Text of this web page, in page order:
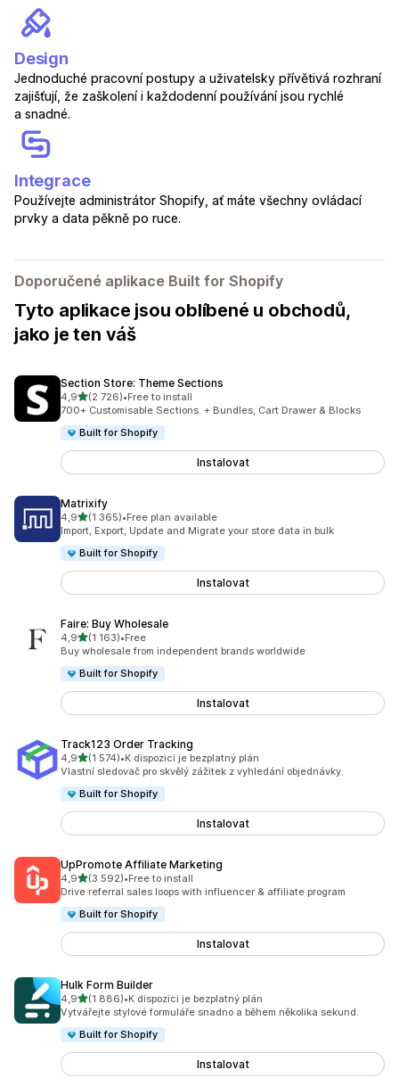
Design
Jednoduché pracovní postupy a uživatelsky přívětivá rozhraní
zajišťují, že zaškolení i každodenní používání jsou rychlé
a snadné.
Integrace
Používejte administrátor Shopify, ať máte všechny ovládací
prvky a data pěkně po ruce.
Doporučené aplikace Built for Shopify
Tyto aplikace jsou oblíbené u obchodů,
jako je ten váš
Section Store: Theme Sections
4,9z 5 hvězd
(2 726)
Celkový počet recenzí: 2726
•Free to install
700+ Customisable Sections. + Bundles, Cart Drawer & Blocks
Built for Shopify
Instalovat
Matrixify
4,9z 5 hvězd
(1 365)
Celkový počet recenzí: 1365
•Free plan available
Import, Export, Update and Migrate your store data in bulk
Built for Shopify
Instalovat
Faire: Buy Wholesale
4,9z 5 hvězd
(1 163)
Celkový počet recenzí: 1163
•Free
Buy wholesale from independent brands worldwide
Built for Shopify
Instalovat
Track123 Order Tracking
4,9z 5 hvězd
(1 574)
Celkový počet recenzí: 1574
•K dispozici je bezplatný plán
Vlastní sledovač pro skvělý zážitek z vyhledání objednávky.
Built for Shopify
Instalovat
UpPromote Affiliate Marketing
4,9z 5 hvězd
(3 592)
Celkový počet recenzí: 3592
•Free to install
Drive referral sales loops with influencer & affiliate program
Built for Shopify
Instalovat
Hulk Form Builder
4,9z 5 hvězd
(1 886)
Celkový počet recenzí: 1886
•K dispozici je bezplatný plán
Vytvářejte stylové formuláře snadno a během několika sekund.
Built for Shopify
Instalovat